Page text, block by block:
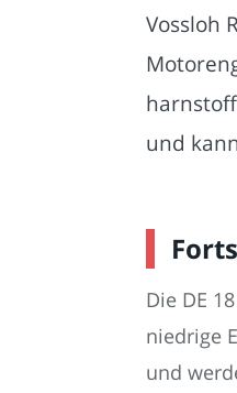
Vossloh
und
Die DE
niedrige
und